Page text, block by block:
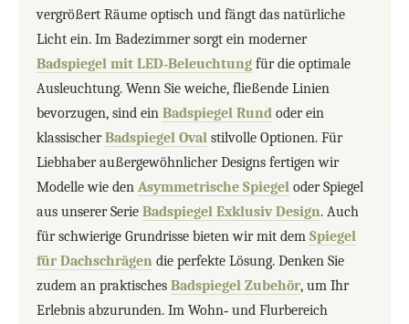
vergrößert Räume optisch und fängt das natürliche
Licht ein. Im Badezimmer sorgt ein moderner
Badspiegel mit LED‑Beleuchtung für die optimale
Ausleuchtung. Wenn Sie weiche, fließende Linien
bevorzugen, sind ein Badspiegel Rund oder ein
klassischerBadspiegel Oval stilvolle Optionen. Für
Liebhaber außergewöhnlicher Designs fertigen wir
Modelle wie den Asymmetrische Spiegel oder Spiegel
aus unserer Serie Badspiegel Exklusiv Design. Auch
für schwierige Grundrisse bieten wir mit dem Spiegel
für Dachschrägen die perfekte Lösung. Denken Sie
zudem an praktisches Badspiegel Zubehör, um Ihr
Erlebnis abzurunden. Im Wohn‑ und Flurbereich